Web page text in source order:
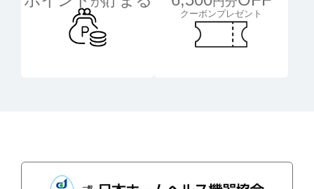
クーポンプレゼント